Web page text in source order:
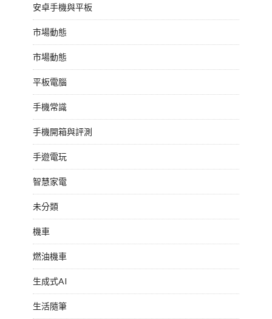
安卓手機與平板
市場動態
市場動態
平板電腦
手機常識
手機開箱與評測
手遊電玩
智慧家電
未分類
機車
燃油機車
生成式AI
生活隨筆